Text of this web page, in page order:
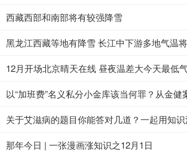
西藏西部和南部将有较强降雪
黑龙江西藏等地有降雪 长江中下游多地气温
12月开场北京晴天在线 昼夜温差大今天最低
以“加班费”名义私分小金库该当何罪？从金健
关于艾滋病的题目你能答对几道？一起用知
那年今日 | 一张漫画涨知识之12月1日